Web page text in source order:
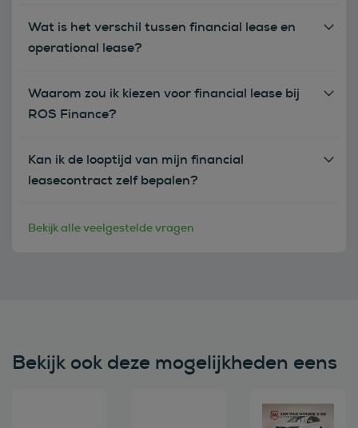
Wat is het verschil tussen financial lease en
operational lease?
Waarom zou ik kiezen voor financial lease bij
ROS Finance?
Kan ik de looptijd van mijn financial
leasecontract zelf bepalen?
Bekijk alle veelgestelde vragen
Bekijk ook deze mogelijkheden eens
Bekijk deze